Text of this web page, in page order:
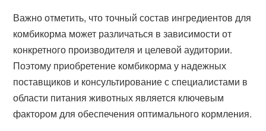
Важно отметить, что точный состав ингредиентов для
комбикорма может различаться в зависимости от
конкретного производителя и целевой аудитории.
Поэтому приобретение комбикорма у надежных
поставщиков и консультирование с специалистами в
области питания животных является ключевым
фактором для обеспечения оптимального кормления.